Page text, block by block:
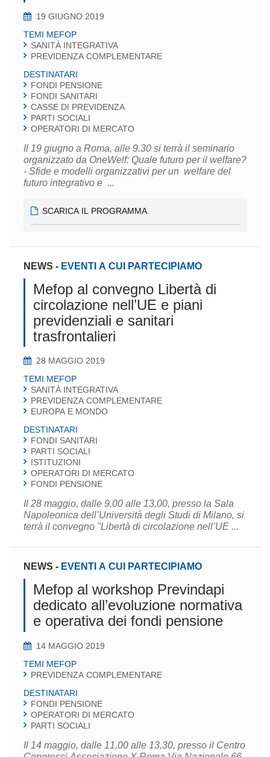
19 GIUGNO 2019
TEMI MEFOP
SANITÀ INTEGRATIVA
PREVIDENZA COMPLEMENTARE
DESTINATARI
FONDI PENSIONE
FONDI SANITARI
CASSE DI PREVIDENZA
PARTI SOCIALI
OPERATORI DI MERCATO
Il 19 giugno a Roma, alle 9.30 si terrà il seminario
organizzato da OneWelf: Quale futuro per il welfare?
- Sfide e modelli organizzativi per un welfare del
futuro integrativo e ...
SCARICA IL PROGRAMMA
NEWS - EVENTI A CUI PARTECIPIAMO
Mefop al convegno Libertà di
circolazione nell’UE e piani
previdenziali e sanitari
trasfrontalieri
28 MAGGIO 2019
TEMI MEFOP
SANITÀ INTEGRATIVA
PREVIDENZA COMPLEMENTARE
EUROPA E MONDO
DESTINATARI
FONDI SANITARI
PARTI SOCIALI
ISTITUZIONI
OPERATORI DI MERCATO
FONDI PENSIONE
Il 28 maggio, dalle 9,00 alle 13,00, presso la Sala
Napoleonica dell’Università degli Studi di Milano, si
terrà il convegno "Libertà di circolazione nell’UE ...
NEWS - EVENTI A CUI PARTECIPIAMO
Mefop al workshop Previndapi
dedicato all’evoluzione normativa
e operativa dei fondi pensione
14 MAGGIO 2019
TEMI MEFOP
PREVIDENZA COMPLEMENTARE
DESTINATARI
FONDI PENSIONE
OPERATORI DI MERCATO
PARTI SOCIALI
Il 14 maggio, dalle 11,00 alle 13,30, presso il Centro